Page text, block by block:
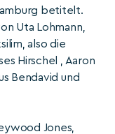
betitelt.
Uta Lohmann,
also die
Hirschel , Aaron
Bendavid und
Jones,